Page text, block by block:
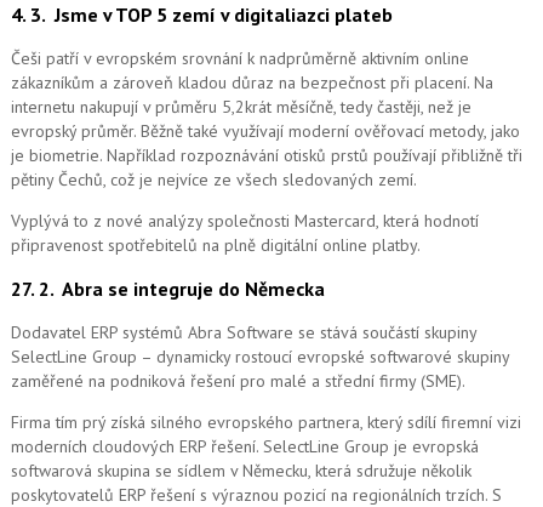
4. 3.Jsme v TOP 5 zemí v digitaliazci plateb
Češi patří v evropském srovnání k nadprůměrně aktivním online
zákazníkům a zároveň kladou důraz na bezpečnost při placení. Na
internetu nakupují v průměru 5,2krát měsíčně, tedy častěji, než je
evropský průměr. Běžně také využívají moderní ověřovací metody, jako
je biometrie. Například rozpoznávání otisků prstů používají přibližně tři
pětiny Čechů, což je nejvíce ze všech sledovaných zemí.
Vyplývá to z nové analýzy společnosti Mastercard, která hodnotí
připravenost spotřebitelů na plně digitální online platby.
27. 2. Abra se integruje do Německa
Dodavatel ERP systémů Abra Software se stává součástí skupiny
SelectLine Group – dynamicky rostoucí evropské softwarové skupiny
zaměřené na podniková řešení pro malé a střední firmy (SME).
Firma tím prý získá silného evropského partnera, který sdílí firemní vizi
moderních cloudových ERP řešení. SelectLine Group je evropská
softwarová skupina se sídlem v Německu, která sdružuje několik
poskytovatelů ERP řešení s výraznou pozicí na regionálních trzích. S